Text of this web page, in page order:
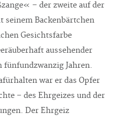
– der zweite auf der
seinem Backenbärtchen
Gesichtsfarbe
aussehender
fünfundzwanzig Jahren.
war er das Opfer
– des Ehrgeizes und der
Der Ehrgeiz